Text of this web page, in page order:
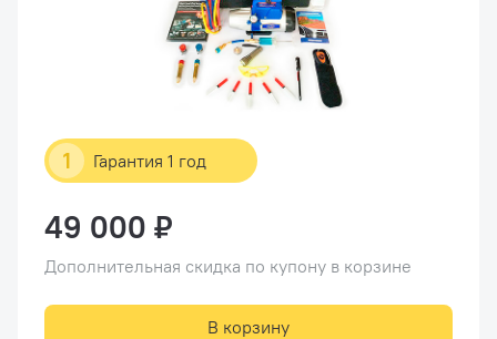
1 Гарантия 1 год
49 000 ₽
Дополнительная скидка по купону в корзине
В корзину